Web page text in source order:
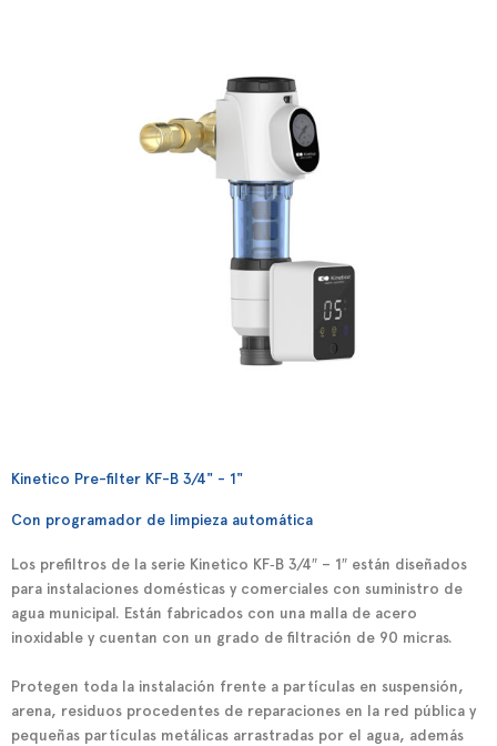
Kinetico Pre-filter KF-B 3/4" - 1"
Con programador de limpieza automática
Los prefiltros de la serie Kinetico KF‑B 3/4″ – 1″ están diseñados
para instalaciones domésticas y comerciales con suministro de
agua municipal. Están fabricados con una malla de acero
inoxidable y cuentan con un grado de filtración de 90 micras.
Protegen toda la instalación frente a partículas en suspensión,
arena, residuos procedentes de reparaciones en la red pública y
pequeñas partículas metálicas arrastradas por el agua, además